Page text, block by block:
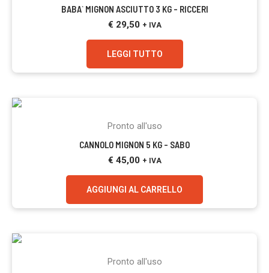
BABA` MIGNON ASCIUTTO 3 KG – RICCERI
€ 29,50 + IVA
LEGGI TUTTO
Pronto all'uso
CANNOLO MIGNON 5 KG – SABO
€ 45,00 + IVA
AGGIUNGI AL CARRELLO
Pronto all'uso